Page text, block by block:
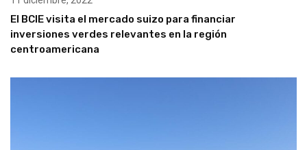
El BCIE visita el mercado suizo para financiar
inversiones verdes relevantes en la región
centroamericana